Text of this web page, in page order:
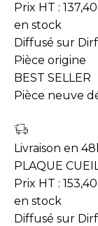
Prix HT : 137,40
en stock
Diffusé sur
Pièce origine
BEST SELLER
Pièce neuve
Livraison en
PLAQUE
Prix HT : 153,40
en stock
Diffusé sur